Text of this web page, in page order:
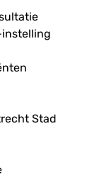
instelling
Stad